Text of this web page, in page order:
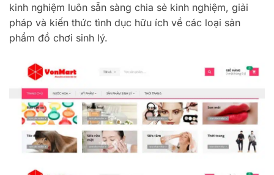
kinh nghiệm luôn sẵn sàng chia sẻ kinh nghiệm, giải
pháp và kiến ​​thức tình dục hữu ích về các loại sản
phẩm đồ chơi sinh lý.